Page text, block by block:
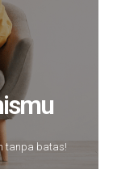
tanpa batas!